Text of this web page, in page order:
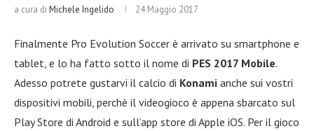
a cura di Michele Ingelido 24 Maggio 2017
Finalmente Pro Evolution Soccer è arrivato su smartphone e
tablet, e lo ha fatto sotto il nome di PES 2017 Mobile.
Adesso potrete gustarvi il calcio di Konami anche sui vostri
dispositivi mobili, perchè il videogioco è appena sbarcato sul
Play Store di Android e sull’app store di Apple iOS. Per il gioco